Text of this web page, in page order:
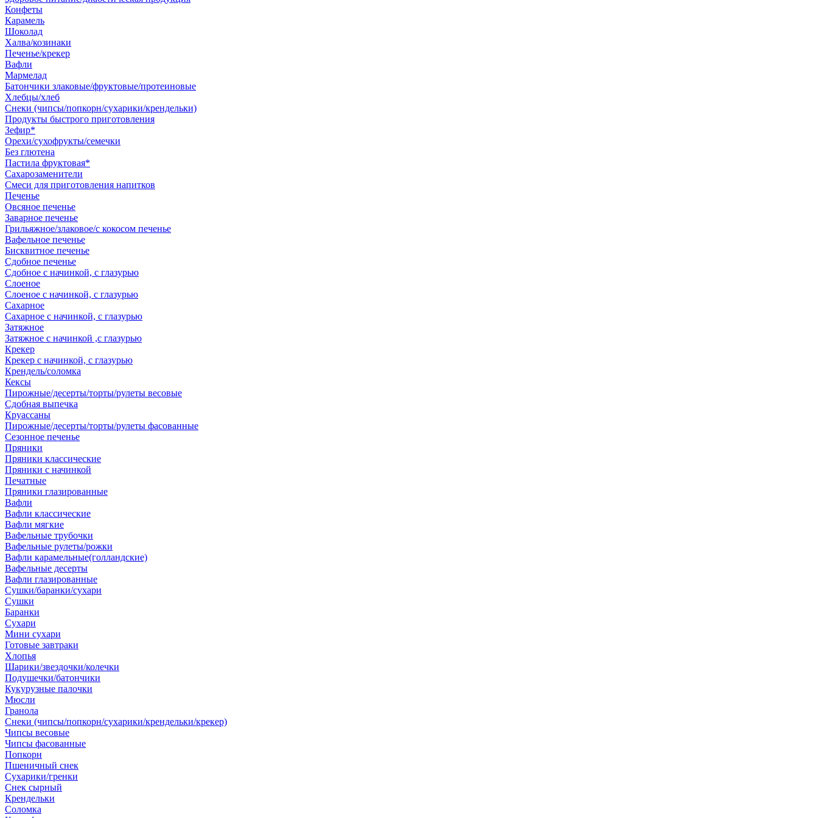
Конфеты
Карамель
Шоколад
Халва/козинаки
Печенье/крекер
Вафли
Мармелад
Батончики злаковые/фруктовые/протеиновые
Хлебцы/хлеб
Снеки (чипсы/попкорн/сухарики/крендельки)
Продукты быстрого приготовления
Зефир*
Орехи/сухофрукты/семечки
Без глютена
Пастила фруктовая*
Сахарозаменители
Смеси для приготовления напитков
Печенье
Овсяное печенье
Заварное печенье
Грильяжное/злаковое/с кокосом печенье
Вафельное печенье
Бисквитное печенье
Сдобное печенье
Сдобное с начинкой, с глазурью
Слоеное
Слоеное с начинкой, с глазурью
Сахарное
Сахарное с начинкой, с глазурью
Затяжное
Затяжное с начинкой ,с глазурью
Крекер
Крекер с начинкой, с глазурью
Крендель/соломка
Кексы
Пирожные/десерты/торты/рулеты весовые
Сдобная выпечка
Круассаны
Пирожные/десерты/торты/рулеты фасованные
Сезонное печенье
Пряники
Пряники классические
Пряники с начинкой
Печатные
Пряники глазированные
Вафли
Вафли классические
Вафли мягкие
Вафельные трубочки
Вафельные рулеты/рожки
Вафли карамельные(голландские)
Вафельные десерты
Вафли глазированные
Сушки/баранки/сухари
Сушки
Баранки
Сухари
Мини сухари
Готовые завтраки
Хлопья
Шарики/звездочки/колечки
Подушечки/батончики
Кукурузные палочки
Мюсли
Гранола
Снеки (чипсы/попкорн/сухарики/крендельки/крекер)
Чипсы весовые
Чипсы фасованные
Попкорн
Пшеничный снек
Сухарики/гренки
Снек сырный
Крендельки
Соломка